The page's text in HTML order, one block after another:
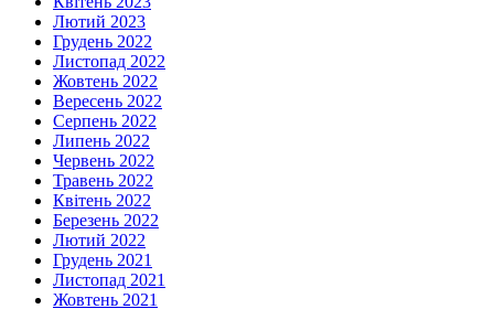
Лютий 2023
Грудень 2022
Листопад 2022
Жовтень 2022
Вересень 2022
Серпень 2022
Липень 2022
Червень 2022
Травень 2022
Квітень 2022
Березень 2022
Лютий 2022
Грудень 2021
Листопад 2021
Жовтень 2021